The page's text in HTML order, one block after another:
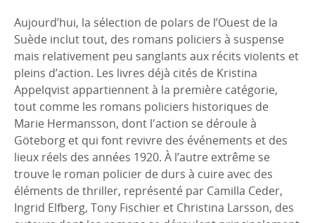
Aujourd’hui, la sélection de polars de l’Ouest de la
Suède inclut tout, des romans policiers à suspense
mais relativement peu sanglants aux récits violents et
pleins d’action. Les livres déjà cités de Kristina
Appelqvist appartiennent à la première catégorie,
tout comme les romans policiers historiques de
Marie Hermansson, dont l'action se déroule à
Göteborg et qui font revivre des événements et des
lieux réels des années 1920. À l’autre extrême se
trouve le roman policier de durs à cuire avec des
éléments de thriller, représenté par Camilla Ceder,
Ingrid Elfberg, Tony Fischier et Christina Larsson, des